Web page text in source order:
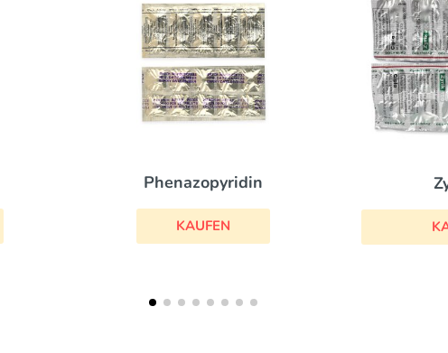
Zyloric
KAUFEN